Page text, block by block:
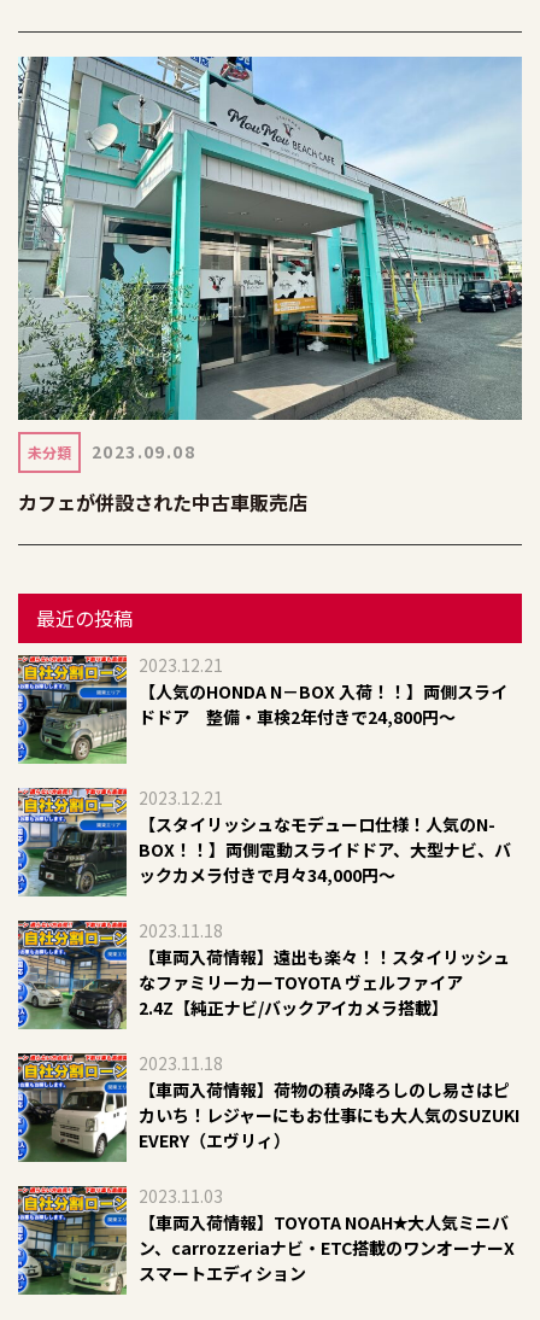
未分類 2023.09.08
カフェが併設された中古車販売店
最近の投稿
2023.12.21
【人気のHONDA N－BOX 入荷！！】両側スライ
ドドア 整備・車検2年付きで24,800円～
2023.12.21
​【スタイリッシュなモデューロ仕様！人気のN-
BOX！！】両側電動スライドドア、大型ナビ、バ
ックカメラ付きで月々34,000円～​​
2023.11.18
【車両入荷情報】遠出も楽々！！スタイリッシュ
なファミリーカーTOYOTA ヴェルファイア
2.4Z【純正ナビ/バックアイカメラ搭載】
2023.11.18
【車両入荷情報】荷物の積み降ろしのし易さはピ
カいち！レジャーにもお仕事にも大人気のSUZUKI
EVERY（エヴリィ）
2023.11.03
【車両入荷情報】TOYOTA NOAH✭大人気ミニバ
ン、carrozzeriaナビ・ETC搭載のワンオーナーX
スマートエディション